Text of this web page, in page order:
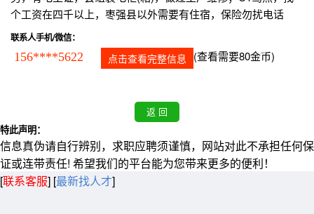
个工资在四千以上，枣强县以外需要有住宿，保险勿扰电话
联系人手机/微信：
156****5622 点击查看完整信息 (查看需要80金币)
特此声明：
信息真伪请自行辨别，求职应聘须谨慎，网站对此不承担任何保
证或连带责任! 希望我们的平台能为您带来更多的便利！
[联系客服] [最新找人才]